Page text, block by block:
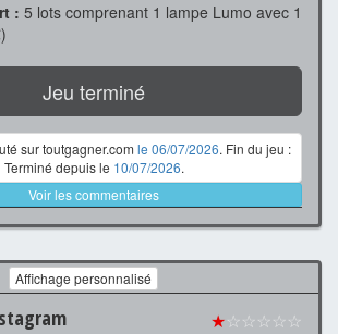
: 5 lots comprenant 1 lampe Lumo avec 1
Jeu terminé
sur toutgagner.com le 06/07/2026. Fin du jeu :
Terminé depuis le 10/07/2026.
Voir les commentaires
Affichage personnalisé
★☆☆☆☆☆